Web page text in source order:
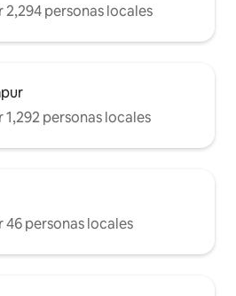
personas locales
personas locales
personas locales